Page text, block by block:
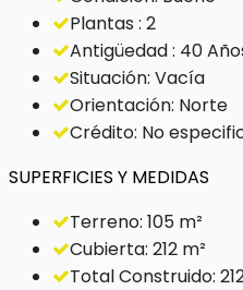
Plantas : 2
Antigüedad : 40
Situación: Vacía
Orientación: Norte
Crédito: No
SUPERFICIES Y MEDIDAS
Terreno: 105 m²
Cubierta: 212 m²
Total Construido: